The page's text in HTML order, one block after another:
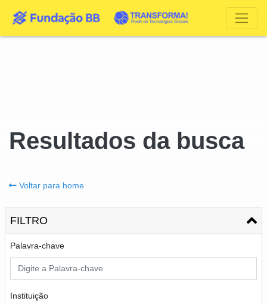
Resultados da busca
Voltar para home
FILTRO
Palavra-chave
Instituição